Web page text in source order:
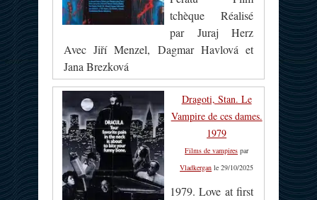
tchèque Réalisé
par Juraj Herz
Avec Jiří Menzel, Dagmar Havlová et
Jana Brezková
Dragoti, Stan. Le
Vampire de ces dames.
1979
Films de vampires par
Vladkergan le 29/10/2025
1979. Love at first